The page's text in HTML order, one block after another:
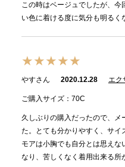
この時はベージュでしたが、
い色に着ける度に気分も明るく
★★★★★
やすさん 2020.12.28 エク
ご購入サイズ：70C
久しぶりの購入だったので、メ
た。とても分かりやすく、サイ
モアは小胸でも自分とは思えな
なり、苦しくなく着用出来る所